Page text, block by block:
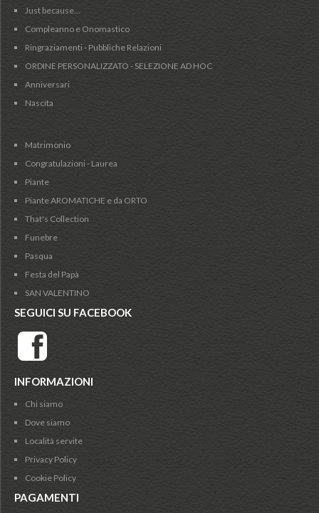
Just because...
Compleanno e Onomastico
Ringraziamenti - Pubbliche Relazioni
ORDINE PERSONALIZZATO - SELEZIONE AD HOC
Anniversari
Nascita
Matrimonio
Congratulazioni - Laurea
Piante
Piante AROMATICHE e da ORTO
That's Collection
Funebre
Pasqua
Festa del Papà
SAN VALENTINO
SEGUICI SU FACEBOOK
INFORMAZIONI
Chi siamo
Dove siamo
Località servite
Privacy Policy
Cookie Policy
PAGAMENTI